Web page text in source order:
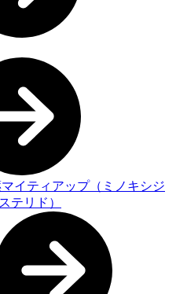
イティアップ（ミノキシジ
テリド）